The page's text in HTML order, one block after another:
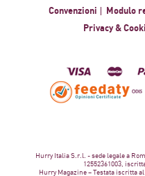
Convenzioni
Modulo
Privacy &
Hurry Italia S.r.l. - sede legale a
12552361003,
Hurry Magazine – Testata iscritta